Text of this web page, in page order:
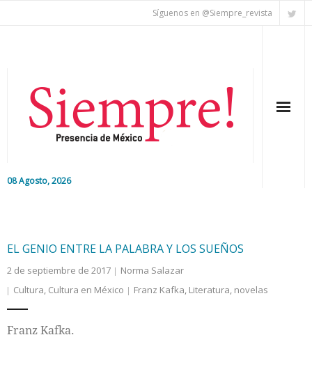
Síguenos en @Siempre_revista
08 Agosto, 2026
Nacional
EL GENIO ENTRE LA PALABRA Y LOS SUEÑOS
2 de septiembre de 2017
Norma Salazar
Cultura, Cultura en México Franz Kafka, Literatura, novelas
Franz Kafka.